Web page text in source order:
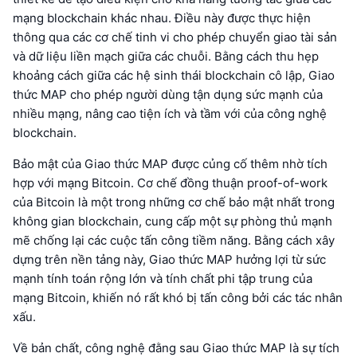
mạng blockchain khác nhau. Điều này được thực hiện
thông qua các cơ chế tinh vi cho phép chuyển giao tài sản
và dữ liệu liền mạch giữa các chuỗi. Bằng cách thu hẹp
khoảng cách giữa các hệ sinh thái blockchain cô lập, Giao
thức MAP cho phép người dùng tận dụng sức mạnh của
nhiều mạng, nâng cao tiện ích và tầm với của công nghệ
blockchain.
Bảo mật của Giao thức MAP được củng cố thêm nhờ tích
hợp với mạng Bitcoin. Cơ chế đồng thuận proof-of-work
của Bitcoin là một trong những cơ chế bảo mật nhất trong
không gian blockchain, cung cấp một sự phòng thủ mạnh
mẽ chống lại các cuộc tấn công tiềm năng. Bằng cách xây
dựng trên nền tảng này, Giao thức MAP hưởng lợi từ sức
mạnh tính toán rộng lớn và tính chất phi tập trung của
mạng Bitcoin, khiến nó rất khó bị tấn công bởi các tác nhân
xấu.
Về bản chất, công nghệ đằng sau Giao thức MAP là sự tích